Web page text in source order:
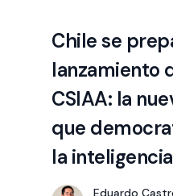
Chile se
lanzamiento
CSIAA: la
que
la